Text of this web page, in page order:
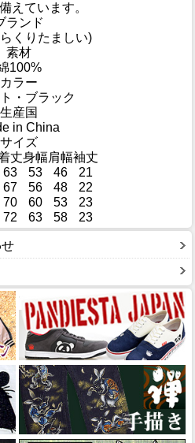
えています。
ランド
くりたましい)
素材
100%
カラー
・ブラック
生産国
in China
サイズ
丈身幅肩幅袖丈
63 53 46
21
67 56 48
22
70 60 53
23
72 63 58 23